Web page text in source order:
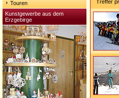
Touren
Kunstgewerbe aus dem
Erzgebirge
Treffer